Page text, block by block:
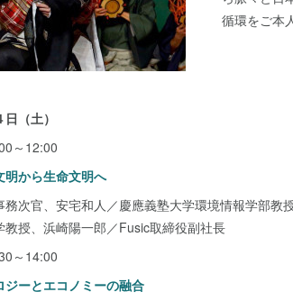
循環をご本
（土）
～12:00
から生命文明へ
次官、安宅和人／慶應義塾大学環境情報学部教
授、浜崎陽一郎／Fusic取締役副社長
～14:00
ーとエコノミーの融合